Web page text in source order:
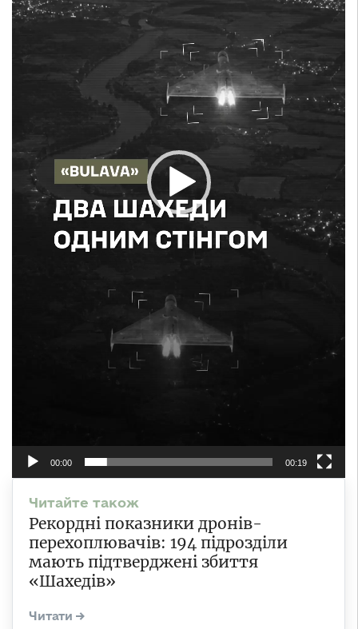
00:00 00:19
Рекордні показники дронів-
перехоплювачів: 194 підрозділи
мають підтверджені збиття
«Шахедів»